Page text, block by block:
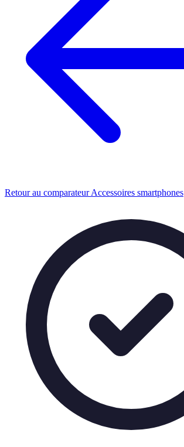
Retour au comparateur Accessoires smartphones